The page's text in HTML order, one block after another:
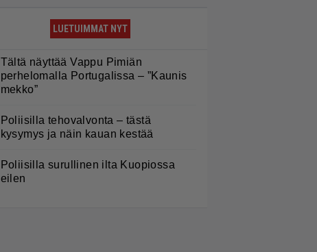
LUETUIMMAT NYT
Tältä näyttää Vappu Pimiän
perhelomalla Portugalissa – ”Kaunis
mekko”
Poliisilla tehovalvonta – tästä
kysymys ja näin kauan kestää
Poliisilla surullinen ilta Kuopiossa
eilen